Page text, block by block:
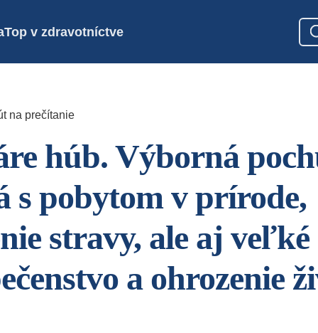
Top v zdravotníctve
na prečítanie
húb. Výborná
s pobytom v prírode,
stravy, ale aj veľké
a ohrozenie